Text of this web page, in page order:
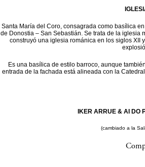
Santa María del Coro, consagrada como basílica
de Donostia – San Sebastián. Se trata de la iglesia
construyó una iglesia románica en los siglos XII
Es una basílica de estilo barroco, aunque
entrada de la fachada está alineada con la
IKER ARRUE & AI DO
(cambiado a la